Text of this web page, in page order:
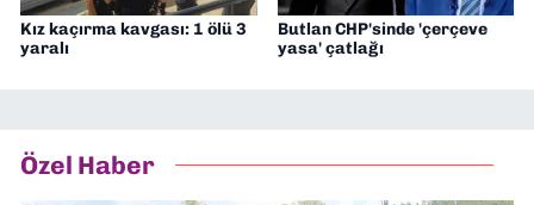
Kız kaçırma kavgası: 1 ölü 3
yaralı
Butlan CHP'sinde 'çerçeve
yasa' çatlağı
Özel Haber